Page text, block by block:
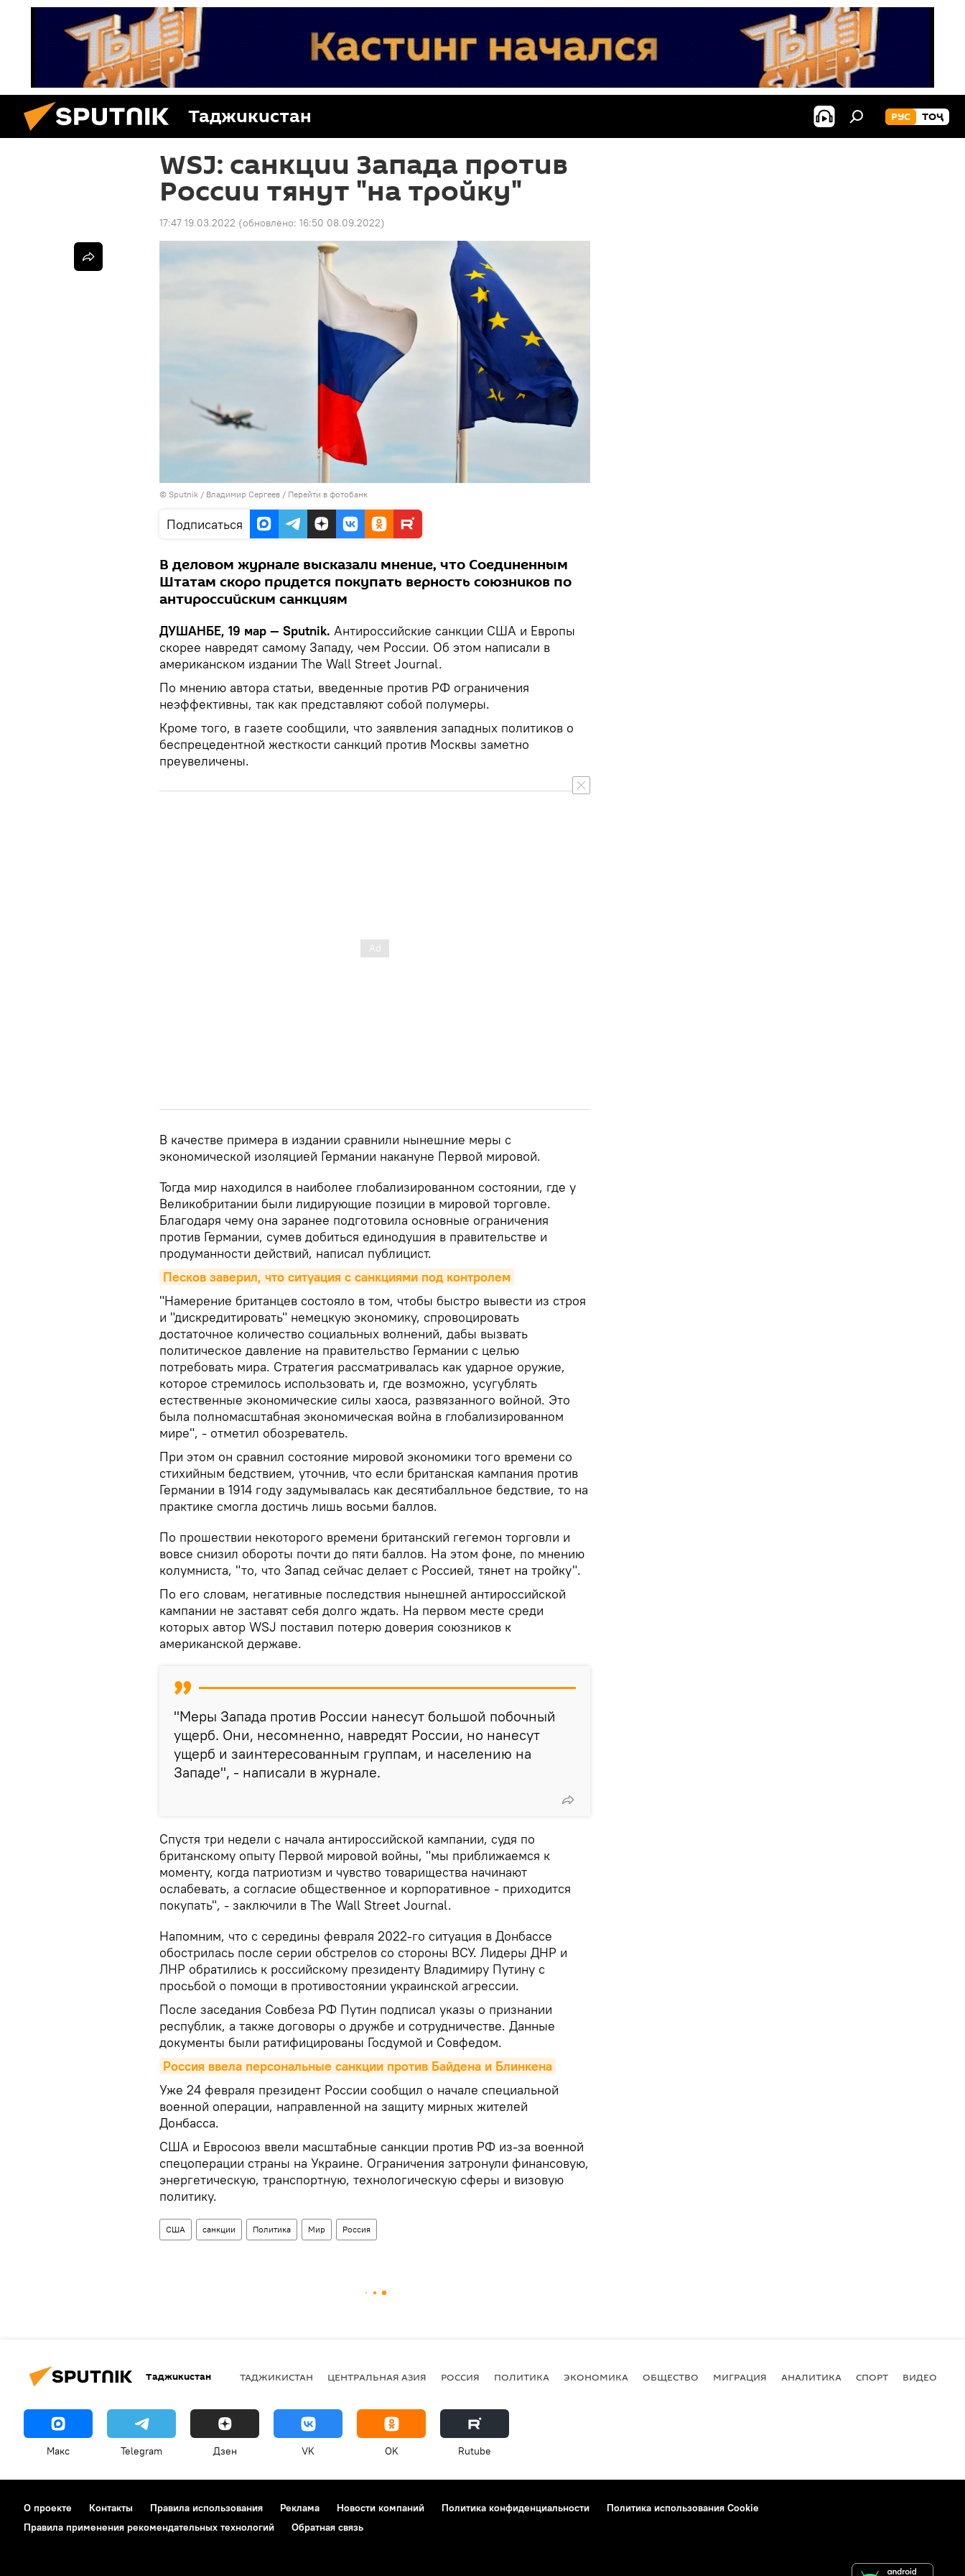
Таджикистан РУС ТОҶ
WSJ: санкции Запада против
России тянут "на тройку"
17:47 19.03.2022 (обновлено: 16:50 08.09.2022)
© Sputnik / Владимир Сергеев / Перейти в фотобанк
Подписаться
В деловом журнале высказали мнение, что Соединенным
Штатам скоро придется покупать верность союзников по
антироссийским санкциям
ДУШАНБЕ, 19 мар — Sputnik. Антироссийские санкции США и Европы
скорее навредят самому Западу, чем России. Об этом написали в
американском издании The Wall Street Journal.
По мнению автора статьи, введенные против РФ ограничения
неэффективны, так как представляют собой полумеры.
Кроме того, в газете сообщили, что заявления западных политиков о
беспрецедентной жесткости санкций против Москвы заметно
преувеличены.
В качестве примера в издании сравнили нынешние меры с
экономической изоляцией Германии накануне Первой мировой.
Тогда мир находился в наиболее глобализированном состоянии, где у
Великобритании были лидирующие позиции в мировой торговле.
Благодаря чему она заранее подготовила основные ограничения
против Германии, сумев добиться единодушия в правительстве и
продуманности действий, написал публицист.
Песков заверил, что ситуация с санкциями под контролем
"Намерение британцев состояло в том, чтобы быстро вывести из строя
и "дискредитировать" немецкую экономику, спровоцировать
достаточное количество социальных волнений, дабы вызвать
политическое давление на правительство Германии с целью
потребовать мира. Стратегия рассматривалась как ударное оружие,
которое стремилось использовать и, где возможно, усугублять
естественные экономические силы хаоса, развязанного войной. Это
была полномасштабная экономическая война в глобализированном
мире", - отметил обозреватель.
При этом он сравнил состояние мировой экономики того времени со
стихийным бедствием, уточнив, что если британская кампания против
Германии в 1914 году задумывалась как десятибалльное бедствие, то на
практике смогла достичь лишь восьми баллов.
По прошествии некоторого времени британский гегемон торговли и
вовсе снизил обороты почти до пяти баллов. На этом фоне, по мнению
колумниста, "то, что Запад сейчас делает с Россией, тянет на тройку".
По его словам, негативные последствия нынешней антироссийской
кампании не заставят себя долго ждать. На первом месте среди
которых автор WSJ поставил потерю доверия союзников к
американской державе.
"Меры Запада против России нанесут большой побочный
ущерб. Они, несомненно, навредят России, но нанесут
ущерб и заинтересованным группам, и населению на
Западе", - написали в журнале.
Спустя три недели с начала антироссийской кампании, судя по
британскому опыту Первой мировой войны, "мы приближаемся к
моменту, когда патриотизм и чувство товарищества начинают
ослабевать, а согласие общественное и корпоративное - приходится
покупать", - заключили в The Wall Street Journal.
Напомним, что с середины февраля 2022-го ситуация в Донбассе
обострилась после серии обстрелов со стороны ВСУ. Лидеры ДНР и
ЛНР обратились к российскому президенту Владимиру Путину с
просьбой о помощи в противостоянии украинской агрессии.
После заседания Совбеза РФ Путин подписал указы о признании
республик, а также договоры о дружбе и сотрудничестве. Данные
документы были ратифицированы Госдумой и Совфедом.
Россия ввела персональные санкции против Байдена и Блинкена
Уже 24 февраля президент России сообщил о начале специальной
военной операции, направленной на защиту мирных жителей
Донбасса.
США и Евросоюз ввели масштабные санкции против РФ из-за военной
спецоперации страны на Украине. Ограничения затронули финансовую,
энергетическую, транспортную, технологическую сферы и визовую
политику.
США санкции Политика Мир Россия
Таджикистан ТАДЖИКИСТАН ЦЕНТРАЛЬНАЯ АЗИЯ РОССИЯ ПОЛИТИКА ЭКОНОМИКА ОБЩЕСТВО МИГРАЦИЯ АНАЛИТИКА СПОРТ ВИДЕО
Макс Telegram Дзен VK OK Rutube
О проекте Контакты Правила использования Реклама Новости компаний Политика конфиденциальности
Политика использования Cookie
Правила применения рекомендательных технологий
Обратная связь